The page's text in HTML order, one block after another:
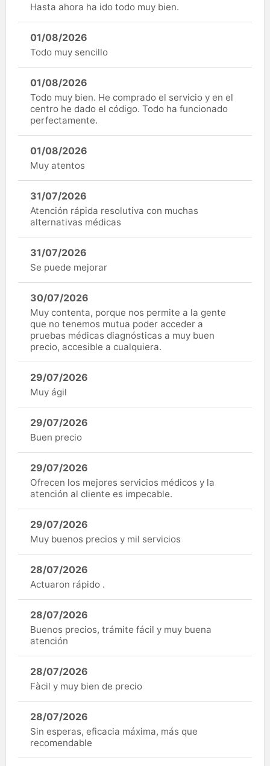
Hasta ahora ha ido todo muy bien.
01/08/2026
Todo muy sencillo
01/08/2026
Todo muy bien. He comprado el servicio y en el
centro he dado el código. Todo ha funcionado
perfectamente.
01/08/2026
Muy atentos
31/07/2026
Atención rápida resolutiva con muchas
alternativas médicas
31/07/2026
Se puede mejorar
30/07/2026
Muy contenta, porque nos permite a la gente
que no tenemos mutua poder acceder a
pruebas médicas diagnósticas a muy buen
precio, accesible a cualquiera.
29/07/2026
Muy ágil
29/07/2026
Buen precio
29/07/2026
Ofrecen los mejores servicios médicos y la
atención al cliente es impecable.
29/07/2026
Muy buenos precios y mil servicios
28/07/2026
Actuaron rápido .
28/07/2026
Buenos precios, trámite fácil y muy buena
atención
28/07/2026
Fàcil y muy bien de precio
28/07/2026
Sin esperas, eficacia máxima, más que
recomendable